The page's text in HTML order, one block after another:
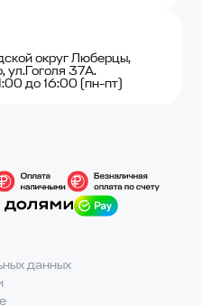
округ Люберцы,
ул.Гоголя 37А.
до 16:00 (пн-пт)
данных